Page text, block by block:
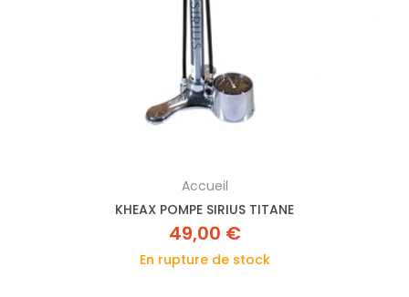
Accueil
KHEAX POMPE SIRIUS TITANE
49,00 €
En rupture de stock